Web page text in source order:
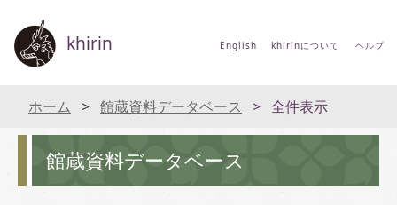
khirin English khirinについて ヘルプ
ホーム 館蔵資料データベース 全件表示
館蔵資料データベース